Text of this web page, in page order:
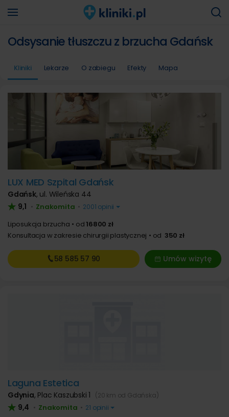
Odsysanie tłuszczu z brzucha Gdańsk
Kliniki Lekarze O zabiegu Efekty Mapa
LUX MED Szpital Gdańsk
Gdańsk, ul. Wileńska 44
9,1 • Znakomita • 2001 opinii
Liposukcja brzucha od16800 zł
Konsultacja w zakresie chirurgii plastycznej
od 350 zł
Umów wizytę
58 585 57 90
Laguna Estetica
Gdynia, Plac Kaszubski 1 (20 km od Gdańska)
9,4 • Znakomita • 21 opinii